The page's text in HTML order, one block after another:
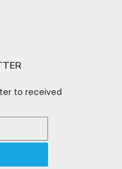
to received